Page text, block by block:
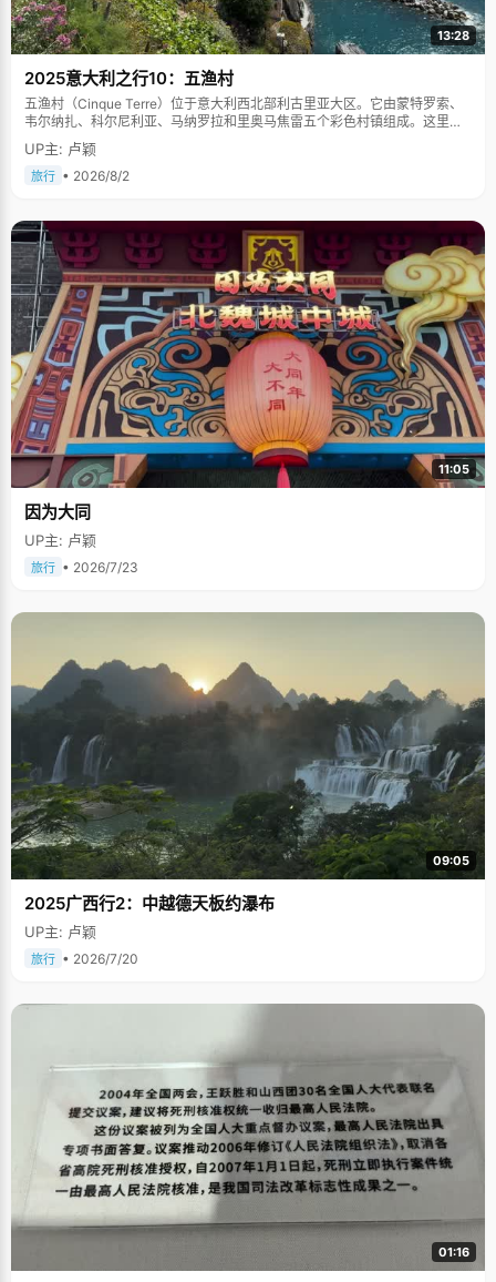
13:28
2025意大利之行10：五渔村
五渔村（Cinque Terre）位于意大利西北部利古里亚大区。它由蒙特罗索、
韦尔纳扎、科尔尼利亚、马纳罗拉和里奥马焦雷五个彩色村镇组成。这里依
山傍海，房屋色彩斑斓，1997年被列为世界文化遗产。
UP主: 卢颖
旅行 • 2026/8/2
11:05
因为大同
UP主: 卢颖
旅行 • 2026/7/23
09:05
2025广西行2：中越德天板约瀑布
UP主: 卢颖
旅行 • 2026/7/20
01:16